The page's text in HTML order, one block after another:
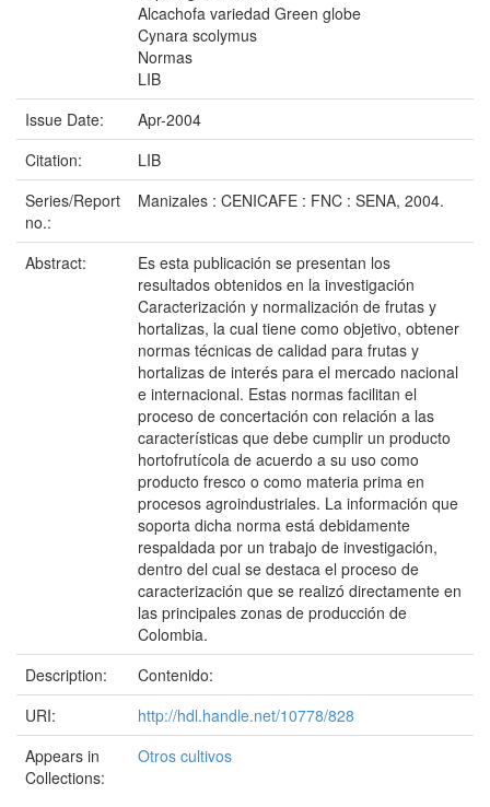
Alcachofa variedad Green globe
Cynara scolymus
Normas
LIB
Issue Date:
Apr-2004
Citation:
LIB
Series/Report
no.:
Manizales : CENICAFE : FNC : SENA, 2004.
Abstract:
Es esta publicación se presentan los
resultados obtenidos en la investigación
Caracterización y normalización de frutas y
hortalizas, la cual tiene como objetivo, obtener
normas técnicas de calidad para frutas y
hortalizas de interés para el mercado nacional
e internacional. Estas normas facilitan el
proceso de concertación con relación a las
características que debe cumplir un producto
hortofrutícola de acuerdo a su uso como
producto fresco o como materia prima en
procesos agroindustriales. La información que
soporta dicha norma está debidamente
respaldada por un trabajo de investigación,
dentro del cual se destaca el proceso de
caracterización que se realizó directamente en
las principales zonas de producción de
Colombia.
Description:
Contenido:
URI:
http://hdl.handle.net/10778/828
Appears in
Collections:
Otros cultivos